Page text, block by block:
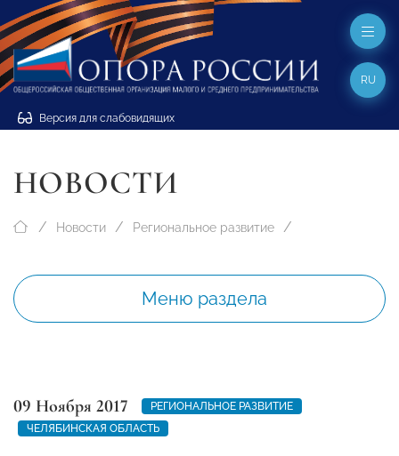
Версия для слабовидящих
RU
НОВОСТИ
Новости Региональное развитие
Меню раздела
09 Ноября 2017
РЕГИОНАЛЬНОЕ РАЗВИТИЕ
ЧЕЛЯБИНСКАЯ ОБЛАСТЬ